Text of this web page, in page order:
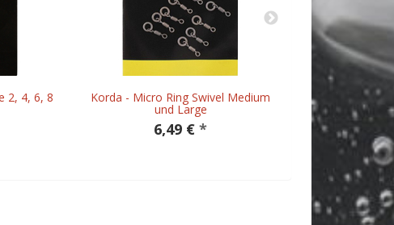
2, 4, 6, 8 Korda - Micro Ring Swivel Medium
und Large
6,49 € *
Korda -